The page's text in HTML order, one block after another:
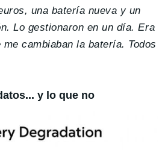
una batería nueva y un
Lo gestionaron en un día. Era
cambiaban la batería. Todos
y lo que no